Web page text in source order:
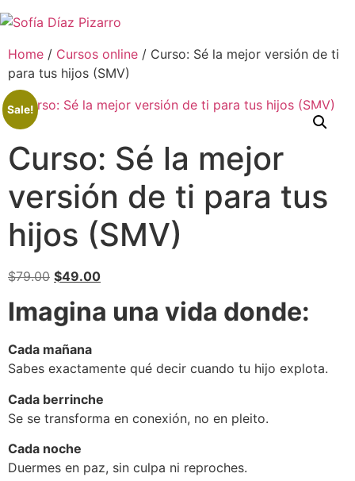
Skip
to
content
Home / Cursos online / Curso: Sé la mejor versión de ti
para tus hijos (SMV)
Sale!
Curso: Sé la mejor
versión de ti para tus
hijos (SMV)
$79.00 Original
was:
$49.00Current
is:
Imagina una vida donde:
Cada mañana
Sabes exactamente qué decir cuando tu hijo explota.
Cada berrinche
Se se transforma en conexión, no en pleito.
Cada noche
Duermes en paz, sin culpa ni reproches.